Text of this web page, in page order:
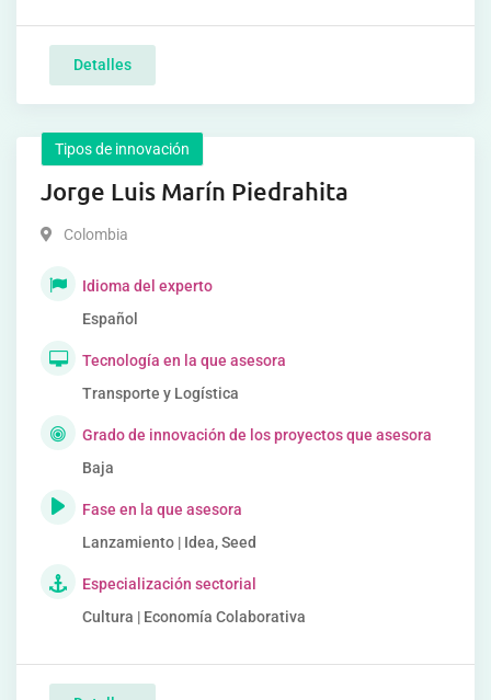
Detalles
Tipos de innovación
Jorge Luis Marín Piedrahita
Colombia
Idioma del experto
Español
Tecnología en la que asesora
Transporte y Logística
Grado de innovación de los proyectos que asesora
Baja
Fase en la que asesora
Lanzamiento | Idea, Seed
Especialización sectorial
Cultura | Economía Colaborativa